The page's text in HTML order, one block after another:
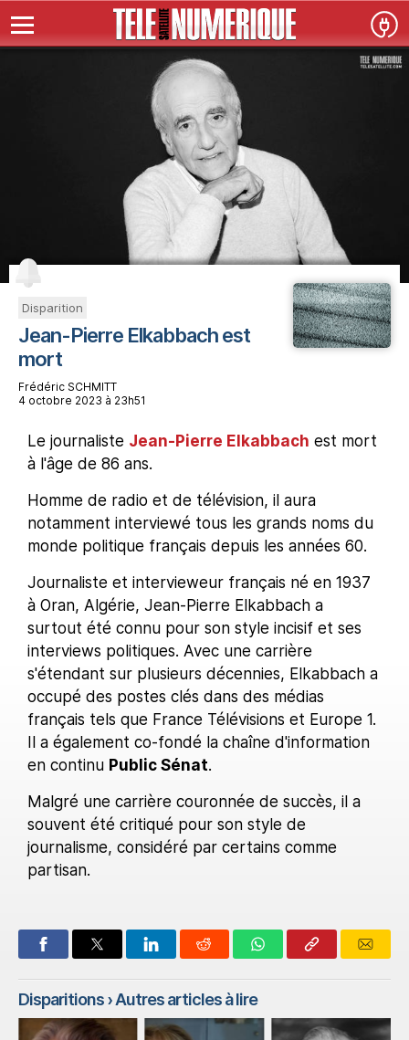
Disparition
Jean-Pierre Elkabbach est
mort
Frédéric SCHMITT
4 octobre 2023 à 23h51
Le journaliste Jean-Pierre Elkabbach est mort
à l'âge de 86 ans.
Homme de radio et de télévision, il aura
notamment interviewé tous les grands noms du
monde politique français depuis les années 60.
Journaliste et intervieweur français né en 1937
à Oran, Algérie, Jean-Pierre Elkabbach a
surtout été connu pour son style incisif et ses
interviews politiques. Avec une carrière
s'étendant sur plusieurs décennies, Elkabbach a
occupé des postes clés dans des médias
français tels que France Télévisions et Europe 1.
Il a également co-fondé la chaîne d'information
en continu Public Sénat.
Malgré une carrière couronnée de succès, il a
souvent été critiqué pour son style de
journalisme, considéré par certains comme
partisan.
Disparitions› Autres articles à lire